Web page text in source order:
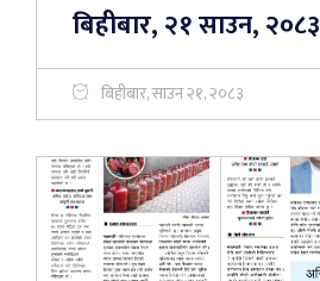
बिहीबार, २१ साउन, २०८३
बिहीबार, साउन २१, २०८३